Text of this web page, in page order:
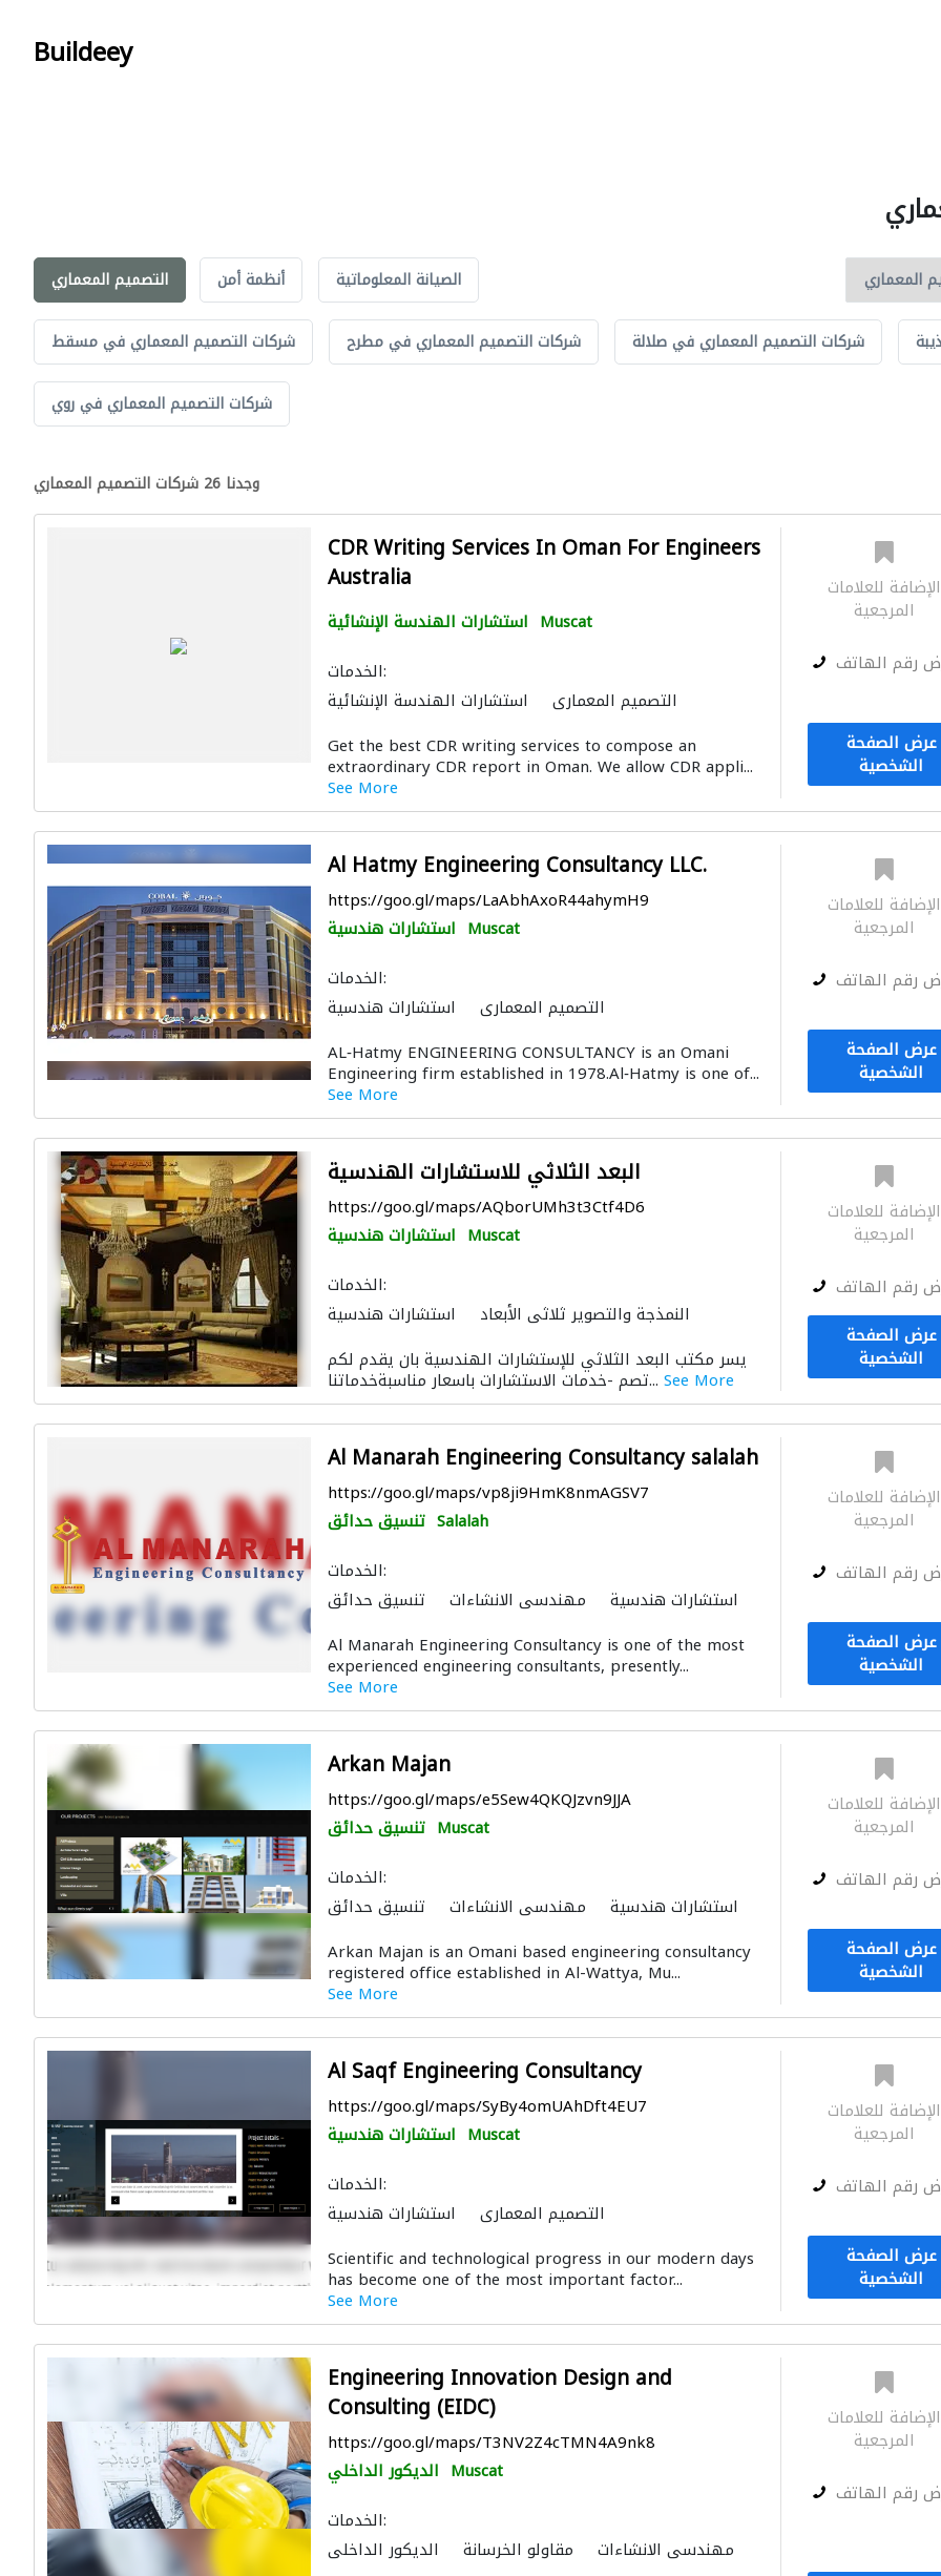
Buildeey
التصميم المعماري أنظمة أمن الصيانة المعلوماتية
شركات التصميم المعماري في مسقط شركات التصميم المعماري في مطرح شركات التصميم المعماري في صلالة
شركات التصميم المعماري في روي
وجدنا 26 شركات التصميم المعماري
CDR Writing Services In Oman For Engineers
Australia
استشارات الهندسة الإنشائية Muscat
الخدمات:
استشارات الهندسة الإنشائية
التصميم المعماري
Get the best CDR writing services to compose an
extraordinary CDR report in Oman. We allow CDR appli...
See More
الإضافة للعلامات
المرجعية
رقم الهاتف
عرض الصفحة
الشخصية
Al Hatmy Engineering Consultancy LLC.
https://goo.gl/maps/LaAbhAxoR44ahymH9
استشارات هندسية Muscat
الخدمات:
استشارات هندسية
التصميم المعماري
دراسة الجدوى الاقتصادية ادارة مشروع ميكانيكيون
AL‐Hatmy ENGINEERING CONSULTANCY is an Omani
Engineering firm established in 1978.Al‐Hatmy is one of...
See More
الإضافة للعلامات
المرجعية
رقم الهاتف
عرض الصفحة
الشخصية
البعد الثلاثي للاستشارات الهندسية
https://goo.gl/maps/AQborUMh3t3Ctf4D6
استشارات هندسية Muscat
الخدمات:
استشارات هندسية
النمذجة والتصوير ثلاثي الأبعاد
يسر مكتب البعد الثلاثي للإستشارات الهندسية بان يقدم لكم
خدمات الاستشارات باسعار مناسبةخدماتنا‏‎- تصم... See More
الإضافة للعلامات
المرجعية
رقم الهاتف
عرض الصفحة
الشخصية
Al Manarah Engineering Consultancy salalah
https://goo.gl/maps/vp8ji9HmK8nmAGSV7
تنسيق حدائق Salalah
الخدمات:
تنسيق حدائق
مهندسي الانشاءات استشارات هندسية
ادارة مشروع استشارات بيئية المساحيين
الديكور الداخلي التصميم المعماري
Al Manarah Engineering Consultancy is one of the most
experienced engineering consultants, presently...
See More
الإضافة للعلامات
المرجعية
رقم الهاتف
عرض الصفحة
الشخصية
Arkan Majan
https://goo.gl/maps/e5Sew4QKQJzvn9JJA
تنسيق حدائق Muscat
الخدمات:
تنسيق حدائق
مهندسي الانشاءات استشارات هندسية
Arkan Majan is an Omani based engineering consultancy
registered office established in Al-Wattya, Mu...
See More
الإضافة للعلامات
المرجعية
رقم الهاتف
عرض الصفحة
الشخصية
Al Saqf Engineering Consultancy
https://goo.gl/maps/SyBy4omUAhDft4EU7
استشارات هندسية Muscat
الخدمات:
استشارات هندسية
التصميم المعماري
Scientific and technological progress in our modern days
has become one of the most important factor...
See More
الإضافة للعلامات
المرجعية
رقم الهاتف
عرض الصفحة
الشخصية
Engineering Innovation Design and
Consulting (EIDC)
https://goo.gl/maps/T3NV2Z4cTMN4A9nk8
الديكور الداخلي Muscat
الخدمات:
الديكور الداخلي
مقاولو الخرسانة مهندسي الانشاءات
الإضافة للعلامات
المرجعية
رقم الهاتف